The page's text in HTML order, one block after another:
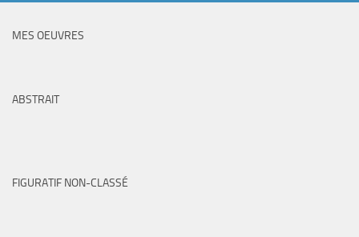
MES OEUVRES
ABSTRAIT
FIGURATIF NON-CLASSÉ